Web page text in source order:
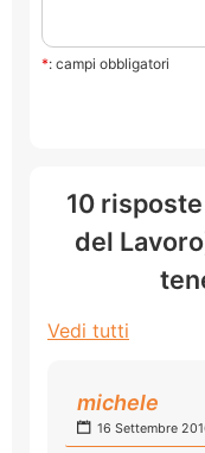
*: campi obbligatori
10
del
Vedi tutti
michele
16 Settembre